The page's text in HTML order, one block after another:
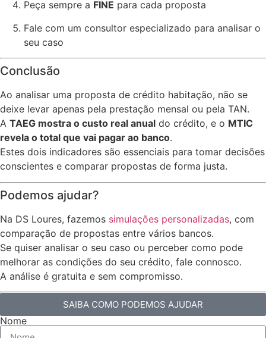
Peça sempre a FINE para cada proposta
Fale com um consultor especializado para analisar o
seu caso
Conclusão
Ao analisar uma proposta de crédito habitação, não se
deixe levar apenas pela prestação mensal ou pela TAN.
A TAEG mostra o custo real anual do crédito, e o MTIC
revela o total que vai pagar ao banco.
Estes dois indicadores são essenciais para tomar decisões
conscientes e comparar propostas de forma justa.
Podemos ajudar?
Na DS Loures, fazemos simulações personalizadas, com
comparação de propostas entre vários bancos.
Se quiser analisar o seu caso ou perceber como pode
melhorar as condições do seu crédito, fale connosco.
A análise é gratuita e sem compromisso.
SAIBA COMO PODEMOS AJUDAR
Nome